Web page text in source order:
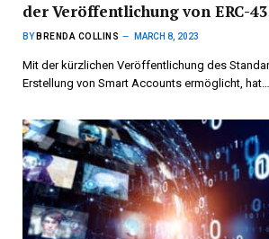
der Veröffentlichung von ERC-
BY BRENDA COLLINS MARCH 8, 2023
Mit der kürzlichen Veröffentlichung des
Erstellung von Smart Accounts ermöglicht, hat…